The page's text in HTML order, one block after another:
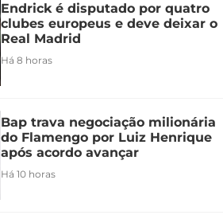
Endrick é disputado por quatro
clubes europeus e deve deixar o
Real Madrid
Há 8 horas
Bap trava negociação milionária
do Flamengo por Luiz Henrique
após acordo avançar
Há 10 horas